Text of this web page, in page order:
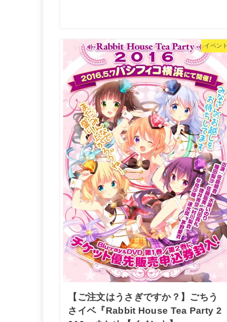
イベント
【ご注文はうさぎですか？】ごちう
さイベ『Rabbit House Tea Party 2